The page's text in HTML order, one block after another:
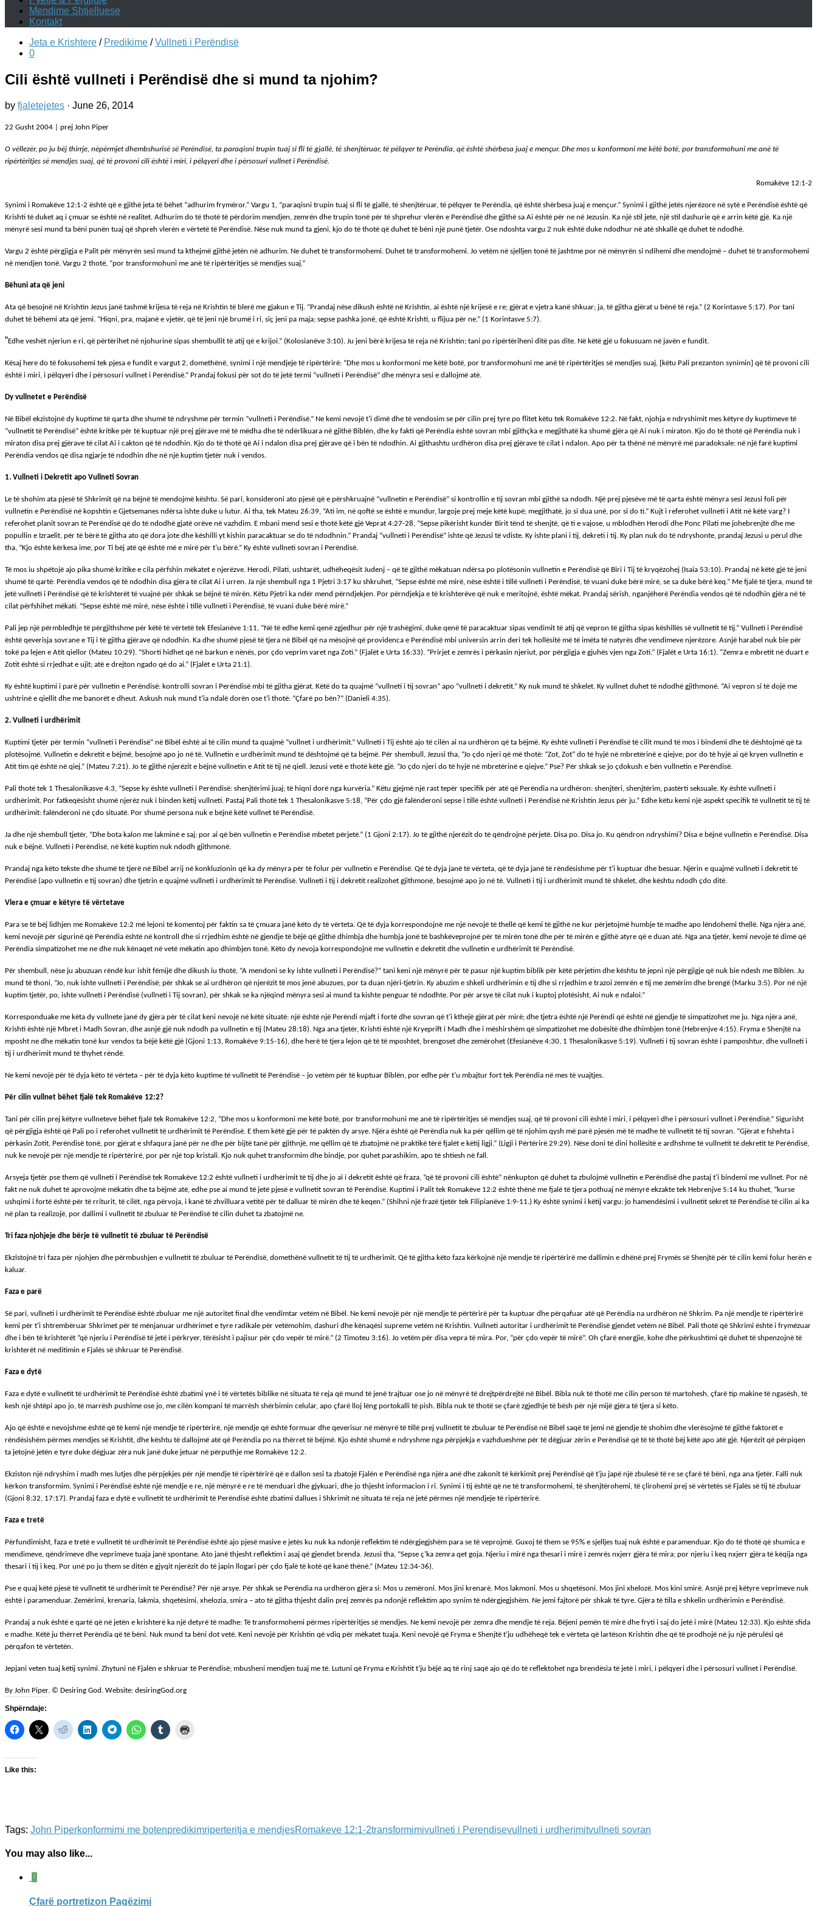
Mendime Shtjelluese
Kontakt
Jeta e Krishtere / Predikime / Vullneti i Perëndisë
0
Cili është vullneti i Perëndisë dhe si mund ta njohim?
by fjaletejetes · June 26, 2014
22 Gusht 2004 | prej John Piper
O vëllezër, po ju bëj thirrje, nëpërmjet dhembshurisë së Perëndisë, ta paraqisni trupin tuaj si fli të gjallë, të shenjtëruar, të pëlqyer te Perëndia, që është shërbesa juaj e mençur. Dhe mos u konformoni me këtë botë, por transformohuni me anë të
ripërtëritjes së mendjes suaj, që të provoni cili është i miri, i pëlqyeri dhe i përsosuri vullnet i Perëndisë.
Romakëve 12:1-2
Synimi i Romakëve 12:1-2 është që e gjithë jeta të bëhet “adhurim frymëror.” Vargu 1, “paraqisni trupin tuaj si fli të gjallë, të shenjtëruar, të pëlqyer te Perëndia, që është shërbesa juaj e mençur.” Synimi i gjithë jetës njerëzore në sytë e Perëndisë është që
Krishti të duket aq i çmuar se është në realitet. Adhurim do të thotë të përdorim mendjen, zemrën dhe trupin tonë për të shprehur vlerën e Perëndisë dhe gjithë sa Ai është për ne në Jezusin. Ka një stil jete, një stil dashurie që e arrin këtë gjë. Ka një
mënyrë sesi mund ta bëni punën tuaj që shpreh vlerën e vërtetë të Perëndisë. Nëse nuk mund ta gjeni, kjo do të thotë që duhet të bëni një punë tjetër. Ose ndoshta vargu 2 nuk është duke ndodhur në atë shkallë që duhet të ndodhë.
Vargu 2 është përgjigja e Palit për mënyrën sesi mund ta kthejmë gjithë jetën në adhurim. Ne duhet të transformohemi. Duhet të transformohemi. Jo vetëm në sjelljen tonë të jashtme por në mënyrën si ndihemi dhe mendojmë – duhet të transformohemi
në mendjen tonë. Vargu 2 thotë, “por transformohuni me anë të ripërtëritjes së mendjes suaj.”
Bëhuni ata që jeni
Ata që besojnë në Krishtin Jezus janë tashmë krijesa të reja në Krishtin të blerë me gjakun e Tij. “Prandaj nëse dikush është në Krishtin, ai është një krijesë e re; gjërat e vjetra kanë shkuar; ja, të gjitha gjërat u bënë të reja.” (2 Korintasve 5:17). Por tani
duhet të bëhemi ata që jemi. “Hiqni, pra, majanë e vjetër, që të jeni një brumë i ri, siç jeni pa maja; sepse pashka jonë, që është Krishti, u flijua për ne.” (1 Korintasve 5:7).
“Edhe veshët njeriun e ri, që përtërihet në njohurinë sipas shembullit të atij që e krijoi.” (Kolosianëve 3:10). Ju jeni bërë krijesa të reja në Krishtin; tani po ripërtëriheni ditë pas dite. Në këtë gjë u fokusuam në javën e fundit.
Kësaj here do të fokusohemi tek pjesa e fundit e vargut 2, domethënë, synimi i një mendjeje të ripërtërirë: “Dhe mos u konformoni me këtë botë, por transformohuni me anë të ripërtëritjes së mendjes suaj, [këtu Pali prezanton synimin] që të provoni cili
është i miri, i pëlqyeri dhe i përsosuri vullnet i Perëndisë.” Prandaj fokusi për sot do të jetë termi “vullneti i Perëndisë” dhe mënyra sesi e dallojmë atë.
Dy vullnetet e Perëndisë
Në Bibël ekzistojnë dy kuptime të qarta dhe shumë të ndryshme për termin “vullneti i Perëndisë.” Ne kemi nevojë t’i dimë dhe të vendosim se për cilin prej tyre po flitet këtu tek Romakëve 12:2. Në fakt, njohja e ndryshimit mes këtyre dy kuptimeve të
“vullnetit të Perëndisë” është kritike për të kuptuar një prej gjërave më të mëdha dhe të ndërlikuara në gjithë Biblën, dhe ky fakti që Perëndia është sovran mbi gjithçka e megjithatë ka shumë gjëra që Ai nuk i miraton. Kjo do të thotë që Perëndia nuk i
miraton disa prej gjërave të cilat Ai i cakton që të ndodhin. Kjo do të thotë që Ai i ndalon disa prej gjërave që i bën të ndodhin. Ai gjithashtu urdhëron disa prej gjërave të cilat i ndalon. Apo për ta thënë në mënyrë më paradoksale: në një farë kuptimi
Perëndia vendos që disa ngjarje të ndodhin dhe në një kuptim tjetër nuk i vendos.
1. Vullneti i Dekretit apo Vullneti Sovran
Le të shohim ata pjesë të Shkrimit që na bëjnë të mendojmë kështu. Së pari, konsideroni ato pjesë që e përshkruajnë “vullnetin e Perëndisë” si kontrollin e tij sovran mbi gjithë sa ndodh. Një prej pjesëve më të qarta është mënyra sesi Jezusi foli për
vullnetin e Perëndisë në kopshtin e Gjetsemanes ndërsa ishte duke u lutur. Ai tha, tek Mateu 26:39, “Ati im, në qoftë se është e mundur, largoje prej meje këtë kupë; megjithatë, jo si dua unë, por si do ti.” Kujt i referohet vullneti i Atit në këtë varg? I
referohet planit sovran të Perëndisë që do të ndodhë gjatë orëve në vazhdim. E mbani mend sesi e thotë këtë gjë Veprat 4:27-28, “Sepse pikërisht kundër Birit tënd të shenjtë, që ti e vajose, u mblodhën Herodi dhe Ponc Pilati me johebrenjtë dhe me
popullin e Izraelit, për të bërë të gjitha ato që dora jote dhe këshilli yt kishin paracaktuar se do të ndodhnin.” Prandaj “vullneti i Perëndisë” ishte që Jezusi të vdiste. Ky ishte plani i tij, dekreti i tij. Ky plan nuk do të ndryshonte, prandaj Jezusi u përul dhe
tha, “Kjo është kërkesa ime, por Ti bëj atë që është më e mirë për t’u bërë.” Ky është vullneti sovran i Perëndisë.
Të mos iu shpëtojë ajo pika shumë kritike e cila përfshin mëkatet e njerëzve. Herodi, Pilati, ushtarët, udhëheqësit Judenj – që të gjithë mëkatuan ndërsa po plotësonin vullnetin e Perëndisë që Biri i Tij të kryqëzohej (Isaia 53:10). Prandaj në këtë gjë të jeni
shumë të qartë: Perëndia vendos që të ndodhin disa gjëra të cilat Ai i urren. Ja një shembull nga 1 Pjetri 3:17 ku shkruhet, “Sepse është më mirë, nëse është i tillë vullneti i Perëndisë, të vuani duke bërë mirë, se sa duke bërë keq.” Me fjalë të tjera, mund të
jetë vullneti i Perëndisë që të krishterët të vuajnë për shkak se bëjnë të mirën. Këtu Pjetri ka ndër mend përndjekjen. Por përndjekja e të krishterëve që nuk e meritojnë, është mëkat. Prandaj sërish, nganjëherë Perëndia vendos që të ndodhin gjëra në të
cilat përfshihet mëkati. “Sepse është më mirë, nëse është i tillë vullneti i Perëndisë, të vuani duke bërë mirë.”
Pali jep një përmbledhje të përgjithshme për këtë të vërtetë tek Efesianëve 1:11, “Në të edhe kemi qenë zgjedhur për një trashëgimi, duke qenë të paracaktuar sipas vendimit të atij që vepron të gjitha sipas këshillës së vullnetit të tij.” Vullneti i Perëndisë
është qeverisja sovrane e Tij i të gjitha gjërave që ndodhin. Ka dhe shumë pjesë të tjera në Bibël që na mësojnë që providenca e Perëndisë mbi universin arrin deri tek hollësitë më të imëta të natyrës dhe vendimeve njerëzore. Asnjë harabel nuk bie për
tokë pa lejen e Atit qiellor (Mateu 10:29). “Shorti hidhet që në barkun e nënës, por çdo veprim varet nga Zoti.” (Fjalët e Urta 16:33). “Prirjet e zemrës i përkasin njeriut, por përgjigja e gjuhës vjen nga Zoti.” (Fjalët e Urta 16:1). “Zemra e mbretit në duart e
Zotit është si rrjedhat e ujit; atë e drejton ngado që do ai.” (Fjalët e Urta 21:1).
Ky është kuptimi i parë për vullnetin e Perëndisë: kontrolli sovran i Perëndisë mbi të gjitha gjërat. Këtë do ta quajmë “vullneti i tij sovran” apo “vullneti i dekretit.” Ky nuk mund të shkelet. Ky vullnet duhet të ndodhë gjithmonë. “Ai vepron si të dojë me
ushtrinë e qiellit dhe me banorët e dheut. Askush nuk mund t’ia ndalë dorën ose t’i thotë: “Çfarë po bën?” (Danieli 4:35).
2. Vullneti i urdhërimit
Kuptimi tjetër për termin “vullneti i Perëndisë” në Bibël është ai të cilin mund ta quajmë “vullnet i urdhërimit.” Vullneti i Tij është ajo të cilën ai na urdhëron që ta bëjmë. Ky është vullneti i Perëndisë të cilit mund të mos i bindemi dhe të dështojmë që ta
plotësojmë. Vullnetin e dekretit e bëjmë, besojmë apo jo në të. Vullnetin e urdhërimit mund të dështojmë që ta bëjmë. Për shembull, Jezusi tha, “Jo çdo njeri që më thotë: “Zot, Zot” do të hyjë në mbretërinë e qiejve; por do të hyjë ai që kryen vullnetin e
Atit tim që është në qiej.” (Mateu 7:21). Jo të gjithë njerëzit e bëjnë vullnetin e Atit të tij në qiell. Jezusi vetë e thotë këtë gjë. “Jo çdo njeri do të hyjë në mbretërinë e qiejve.” Pse? Për shkak se jo çdokush e bën vullnetin e Perëndisë.
Pali thotë tek 1 Thesalonikasve 4:3, “Sepse ky është vullneti i Perëndisë: shenjtërimi juaj; të hiqni dorë nga kurvëria.” Këtu gjejmë një rast tepër specifik për atë që Perëndia na urdhëron: shenjtëri, shenjtërim, pastërti seksuale. Ky është vullneti i
urdhërimit. Por fatkeqësisht shumë njerëz nuk i binden këtij vullneti. Pastaj Pali thotë tek 1 Thesalonikasve 5:18, “Për çdo gjë falënderoni sepse i tillë është vullneti i Perëndisë në Krishtin Jezus për ju.” Edhe këtu kemi një aspekt specifik të vullnetit të tij të
urdhërimit: falënderoni në çdo situatë. Por shumë persona nuk e bëjnë këtë vullnet të Perëndisë.
Ja dhe një shembull tjetër, “Dhe bota kalon me lakminë e saj; por ai që bën vullnetin e Perëndisë mbetet përjetë.” (1 Gjoni 2:17). Jo të gjithë njerëzit do të qëndrojnë përjetë. Disa po. Disa jo. Ku qëndron ndryshimi? Disa e bëjnë vullnetin e Perëndisë. Disa
nuk e bëjnë. Vullneti i Perëndisë, në këtë kuptim nuk ndodh gjithmonë.
Prandaj nga këto tekste dhe shumë të tjerë në Bibël arrij në konkluzionin që ka dy mënyra për të folur për vullnetin e Perëndisë. Që të dyja janë të vërteta, që të dyja janë të rëndësishme për t’i kuptuar dhe besuar. Njërin e quajmë vullneti i dekretit të
Perëndisë (apo vullnetin e tij sovran) dhe tjetrin e quajmë vullneti i urdhërimit të Perëndisë. Vullneti i tij i dekretit realizohet gjithmonë, besojmë apo jo në të. Vullneti i tij i urdhërimit mund të shkelet, dhe kështu ndodh çdo ditë.
Vlera e çmuar e këtyre të vërtetave
Para se të bëj lidhjen me Romakëve 12:2 më lejoni të komentoj për faktin sa të çmuara janë këto dy të vërteta. Që të dyja korrespondojnë me një nevojë të thellë që kemi të gjithë ne kur përjetojmë humbje të madhe apo lëndohemi thellë. Nga njëra anë,
kemi nevojë për sigurinë që Perëndia është në kontroll dhe si rrjedhim është në gjendje të bëjë që gjithë dhimbja dhe humbja jonë të bashkëveprojnë për të mirën tonë dhe për të mirën e gjithë atyre që e duan atë. Nga ana tjetër, kemi nevojë të dimë që
Perëndia simpatizohet me ne dhe nuk kënaqet në vetë mëkatin apo dhimbjen tonë. Këto dy nevoja korrespondojnë me vullnetin e dekretit dhe vullnetin e urdhërimit të Perëndisë.
Për shembull, nëse ju abuzuan rëndë kur ishit fëmijë dhe dikush iu thotë, “A mendoni se ky ishte vullneti i Perëndisë?” tani keni një mënyrë për të pasur një kuptim biblik për këtë përjetim dhe kështu të jepni një përgjigje që nuk bie ndesh me Biblën. Ju
mund të thoni, “Jo, nuk ishte vullneti i Perëndisë; për shkak se ai urdhëron që njerëzit të mos jenë abuzues, por ta duan njëri-tjetrin. Ky abuzim e shkeli urdhërimin e tij dhe si rrjedhim e trazoi zemrën e tij me zemërim dhe brengë (Marku 3:5). Por në një
kuptim tjetër, po, ishte vullneti i Perëndisë (vullneti i Tij sovran), për shkak se ka njëqind mënyra sesi ai mund ta kishte penguar të ndodhte. Por për arsye të cilat nuk i kuptoj plotësisht, Ai nuk e ndaloi.”
Korresponduake me këta dy vullnete janë dy gjëra për të cilat keni nevojë në këtë situatë: një është një Perëndi mjaft i fortë dhe sovran që t’i kthejë gjërat për mirë; dhe tjetra është një Perëndi që është në gjendje të simpatizohet me ju. Nga njëra anë,
Krishti është një Mbret i Madh Sovran, dhe asnjë gjë nuk ndodh pa vullnetin e tij (Mateu 28:18). Nga ana tjetër, Krishti është një Kryeprift i Madh dhe i mëshirshëm që simpatizohet me dobësitë dhe dhimbjen tonë (Hebrenjve 4:15). Fryma e Shenjtë na
mposht ne dhe mëkatin tonë kur vendos ta bëjë këtë gjë (Gjoni 1:13, Romakëve 9:15-16), dhe herë të tjera lejon që të të mposhtet, brengoset dhe zemërohet (Efesianëve 4:30, 1 Thesalonikasve 5:19). Vullneti i tij sovran është i pamposhtur, dhe vullneti i
tij i urdhërimit mund të thyhet rëndë.
Ne kemi nevojë për të dyja këto të vërteta – për të dyja këto kuptime të vullnetit të Perëndisë – jo vetëm për të kuptuar Biblën, por edhe për t’u mbajtur fort tek Perëndia në mes të vuajtjes.
Për cilin vullnet bëhet fjalë tek Romakëve 12:2?
Tani për cilin prej këtyre vullneteve bëhet fjalë tek Romakëve 12:2, “Dhe mos u konformoni me këtë botë, por transformohuni me anë të ripërtëritjes së mendjes suaj, që të provoni cili është i miri, i pëlqyeri dhe i përsosuri vullnet i Perëndisë.” Sigurisht
që përgjigja është që Pali po i referohet vullnetit të urdhërimit të Perëndisë. E them këtë gjë për të paktën dy arsye. Njëra është që Perëndia nuk ka për qëllim që të njohim qysh më parë pjesën më të madhe të vullnetit të tij sovran. “Gjërat e fshehta i
përkasin Zotit, Perëndisë tonë, por gjërat e shfaqura janë për ne dhe për bijtë tanë për gjithnjë, me qëllim që të zbatojmë në praktikë tërë fjalët e këtij ligji.” (Ligji i Përtërirë 29:29). Nëse doni të dini hollësitë e ardhshme të vullnetit të dekretit të Perëndisë,
nuk ke nevojë për një mendje të ripërtërirë, por për një top kristali. Kjo nuk quhet transformim dhe bindje, por quhet parashikim, apo të shtiesh në fall.
Arsyeja tjetër pse them që vullneti i Perëndisë tek Romakëve 12:2 është vullneti i urdhërimit të tij dhe jo ai i dekretit është që fraza, “që të provoni cili është” nënkupton që duhet ta zbulojmë vullnetin e Perëndisë dhe pastaj t’i bindemi me vullnet. Por në
fakt ne nuk duhet të aprovojmë mëkatin dhe ta bëjmë atë, edhe pse ai mund të jetë pjesë e vullnetit sovran të Perëndisë. Kuptimi i Palit tek Romakëve 12:2 është thënë me fjalë të tjera pothuaj në mënyrë ekzakte tek Hebrenjve 5:14 ku thuhet, “kurse
ushqimi i fortë është për të rriturit, të cilët, nga përvoja, i kanë të zhvilluara vetitë për të dalluar të mirën dhe të keqen.” (Shihni një frazë tjetër tek Filipianëve 1:9-11.) Ky është synimi i këtij vargu: jo hamendësimi i vullnetit sekret të Perëndisë të cilin ai ka
në plan ta realizojë, por dallimi i vullnetit të zbuluar të Perëndisë të cilin duhet ta zbatojmë ne.
Tri faza njohjeje dhe bërje të vullnetit të zbuluar të Perëndisë
Ekzistojnë tri faza për njohjen dhe përmbushjen e vullnetit të zbuluar të Perëndisë, domethënë vullnetit të tij të urdhërimit. Që të gjitha këto faza kërkojnë një mendje të ripërtërirë me dallimin e dhënë prej Frymës së Shenjtë për të cilin kemi folur herën e
kaluar.
Faza e parë
Së pari, vullneti i urdhërimit të Perëndisë është zbuluar me një autoritet final dhe vendimtar vetëm në Bibël. Ne kemi nevojë për një mendje të përtërirë për ta kuptuar dhe përqafuar atë që Perëndia na urdhëron në Shkrim. Pa një mendje të ripërtërirë
kemi për t’i shtrembëruar Shkrimet për të mënjanuar urdhërimet e tyre radikale për vetëmohim, dashuri dhe kënaqësi supreme vetëm në Krishtin. Vullneti autoritar i urdhërimit të Perëndisë gjendet vetëm në Bibël. Pali thotë që Shkrimi është i frymëzuar
dhe i bën të krishterët “që njeriu i Perëndisë të jetë i përkryer, tërësisht i pajisur për çdo vepër të mirë.” (2 Timoteu 3:16). Jo vetëm për disa vepra të mira. Por, “për çdo vepër të mirë”. Oh çfarë energjie, kohe dhe përkushtimi që duhet të shpenzojnë të
krishterët në meditimin e Fjalës së shkruar të Perëndisë.
Faza e dytë
Faza e dytë e vullnetit të urdhërimit të Perëndisë është zbatimi ynë i të vërtetës biblike në situata të reja që mund të jenë trajtuar ose jo në mënyrë të drejtpërdrejtë në Bibël. Bibla nuk të thotë me cilin person të martohesh, çfarë tip makine të ngasësh, të
kesh një shtëpi apo jo, të marrësh pushime ose jo, me cilën kompani të marrësh shërbimin celular, apo çfarë lloj lëng portokalli të pish. Bibla nuk të thotë se çfarë zgjedhje të bësh për një mijë gjëra të tjera si këto.
Ajo që është e nevojshme është që të kemi një mendje të ripërtërirë, një mendje që është formuar dhe qeverisur në mënyrë të tillë prej vullnetit të zbuluar të Perëndisë në Bibël saqë të jemi në gjendje të shohim dhe vlerësojmë të gjithë faktorët e
rëndësishëm përmes mendjes së Krishtit, dhe kështu të dallojmë atë që Perëndia po na thërret të bëjmë. Kjo është shumë e ndryshme nga përpjekja e vazhdueshme për të dëgjuar zërin e Perëndisë që të të thotë bëj këtë apo atë gjë. Njerëzit që përpiqen
ta jetojnë jetën e tyre duke dëgjuar zëra nuk janë duke jetuar në përputhje me Romakëve 12:2.
Ekziston një ndryshim i madh mes lutjes dhe përpjekjes për një mendje të ripërtërirë që e dallon sesi ta zbatojë Fjalën e Perëndisë nga njëra anë dhe zakonit të kërkimit prej Perëndisë që t’ju japë një zbulesë të re se çfarë të bëni, nga ana tjetër. Falli nuk
kërkon transformim. Synimi i Perëndisë është një mendje e re, një mënyrë e re të menduari dhe gjykuari, dhe jo thjesht informacion i ri. Synimi i tij është që ne të transformohemi, të shenjtërohemi, të çlirohemi prej së vërtetës së Fjalës së tij të zbuluar
(Gjoni 8:32, 17:17). Prandaj faza e dytë e vullnetit të urdhërimit të Perëndisë është zbatimi dallues i Shkrimit në situata të reja në jetë përmes një mendjeje të ripërtërirë.
Faza e tretë
Përfundimisht, faza e tretë e vullnetit të urdhërimit të Perëndisë është ajo pjesë masive e jetës ku nuk ka ndonjë reflektim të ndërgjegjshëm para se të veprojmë. Guxoj të them se 95% e sjelljes tuaj nuk është e paramenduar. Kjo do të thotë që shumica e
mendimeve, qëndrimeve dhe veprimeve tuaja janë spontane. Ato janë thjesht reflektim i asaj që gjendet brenda. Jezusi tha, “Sepse ç’ka zemra qet goja. Njeriu i mirë nga thesari i mirë i zemrës nxjerr gjëra të mira; por njeriu i keq nxjerr gjëra të këqija nga
thesari i tij i keq. Por unë po ju them se ditën e gjyqit njerëzit do të japin llogari për çdo fjalë të kotë që kanë thënë.” (Mateu 12:34-36).
Pse e quaj këtë pjesë të vullnetit të urdhërimit të Perëndisë? Për një arsye. Për shkak se Perëndia na urdhëron gjëra si: Mos u zemëroni. Mos jini krenarë. Mos lakmoni. Mos u shqetësoni. Mos jini xhelozë. Mos kini smirë. Asnjë prej këtyre veprimeve nuk
është i paramenduar. Zemërimi, krenaria, lakmia, shqetësimi, xhelozia, smira – ato të gjitha thjesht dalin prej zemrës pa ndonjë reflektim apo synim të ndërgjegjshëm. Ne jemi fajtorë për shkak të tyre. Gjëra të tilla e shkelin urdhërimin e Perëndisë.
Prandaj a nuk është e qartë që në jetën e krishterë ka një detyrë të madhe: Të transformohemi përmes ripërtëritjes së mendjes. Ne kemi nevojë për zemra dhe mendje të reja. Bëjeni pemën të mirë dhe fryti i saj do jetë i mirë (Mateu 12:33). Kjo është sfida
e madhe. Këtë ju thërret Perëndia që të bëni. Nuk mund ta bëni dot vetë. Keni nevojë për Krishtin që vdiq për mëkatet tuaja. Keni nevojë që Fryma e Shenjtë t’ju udhëheqë tek e vërteta që lartëson Krishtin dhe që të prodhojë në ju një përulësi që
përqafon të vërtetën.
Jepjani veten tuaj këtij synimi. Zhytuni në Fjalën e shkruar të Perëndisë; mbusheni mendjen tuaj me të. Lutuni që Fryma e Krishtit t’ju bëjë aq të rinj saqë ajo që do të reflektohet nga brendësia të jetë i miri, i pëlqyeri dhe i përsosuri vullnet i Perëndisë.
By John Piper. © Desiring God. Website: desiringGod.org
Shpërndaje:
Like this:
Tags: John Piperkonformimi me botenpredikimriperteritja e mendjesRomakeve 12:1-2transformimivullneti i Perendisevullneti i urdherimitvullneti sovran
You may also like...
0
Çfarë portretizon Pagëzimi